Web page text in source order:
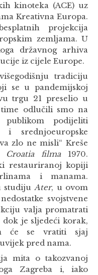
kinoteka (ACE) uz
Kreativna Europa.
projekcija
zemljama. U
državnog arhiva
iz cijele Europe.
tradiciju
se u pandemijskoj
trgu 21 preselio u
odlučili smo na
podijeliti
i srednjoeuropske
zlo ne misli“ Kreše
Croatia filma1970.
restauriranoj kopiji
i manama.
studijuAter, u ovom
svojstvene
valja promatrati
je sljedeći korak,
će se vratiti sjaj
pred nama.
mita o takozvanoj
Zagreba i, iako